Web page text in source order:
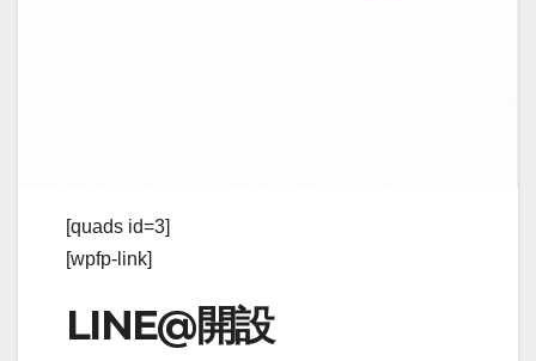
[quads id=3]
[wpfp-link]
LINE@開設